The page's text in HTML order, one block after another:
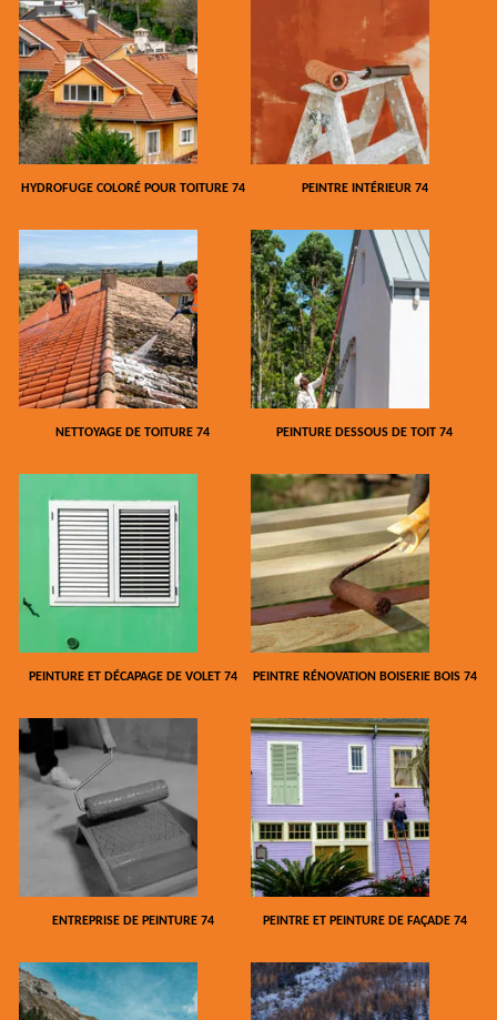
HYDROFUGE COLORÉ POUR TOITURE 74 PEINTRE INTÉRIEUR 74
NETTOYAGE DE TOITURE 74 PEINTURE DESSOUS DE TOIT 74
PEINTURE ET DÉCAPAGE DE VOLET 74 PEINTRE RÉNOVATION BOISERIE BOIS 74
ENTREPRISE DE PEINTURE 74 PEINTRE ET PEINTURE DE FAÇADE 74